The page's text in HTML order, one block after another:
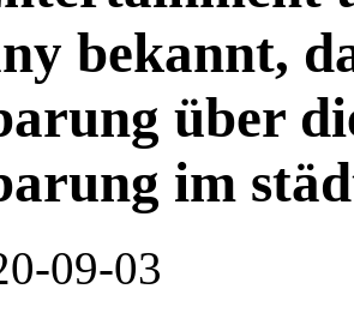
bekannt,
über
im
09-03